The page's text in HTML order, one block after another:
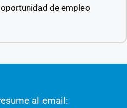
de empleo
al email: